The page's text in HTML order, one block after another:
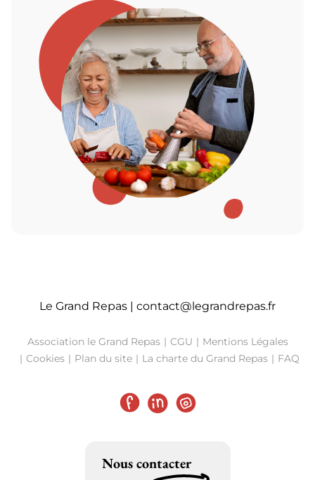
Le Grand Repas | contact@legrandrepas.fr
Association le Grand Repas CGU
Mentions Légales
Cookies
Plan du site La charte du Grand Repas FAQ
FacebookLinkedInInstagram
Nous contacter